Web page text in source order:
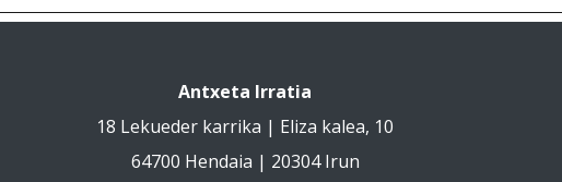
Antxeta Irratia
18 Lekueder karrika | Eliza kalea, 10
64700 Hendaia | 20304 Irun